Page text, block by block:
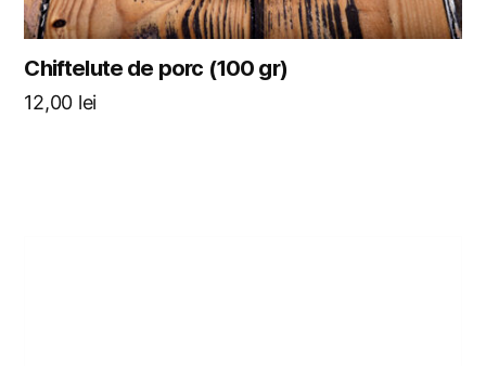
Chiftelute de porc (100 gr)
12,00 lei